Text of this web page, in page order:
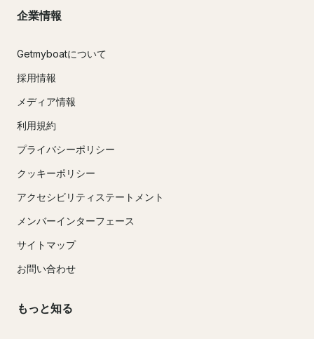
企業情報
Getmyboatについて
採用情報
メディア情報
利用規約
プライバシーポリシー
クッキーポリシー
アクセシビリティステートメント
メンバーインターフェース
サイトマップ
お問い合わせ
もっと知る